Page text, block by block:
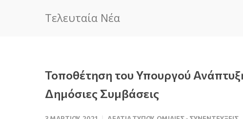
Τελευταία Νέα
Τοποθέτηση του Υπουργού
Δημόσιες Συμβάσεις